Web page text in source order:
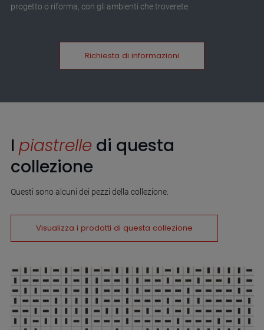
progetto o riforma, con gli ambienti che troverete.
Richiesta di informazioni
I piastrelledi questa
collezione
Questi sono alcuni dei pezzi della collezione.
Visualizza i prodotti di questa collezione